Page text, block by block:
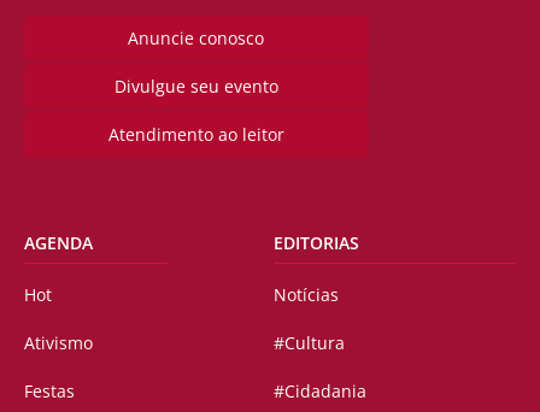
Anuncie conosco
Divulgue seu evento
Atendimento ao leitor
AGENDA
Hot
Ativismo
Festas
EDITORIAS
Notícias
#Cultura
#Cidadania